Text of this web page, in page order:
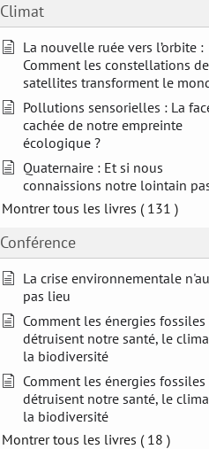
Climat
La nouvelle ruée vers l’orbite :
Comment les constellations de
satellites transforment le
Pollutions sensorielles : La
cachée de notre empreinte
écologique ?
Quaternaire : Et si nous
connaissions notre lointain
Montrer tous les livres ( 131 )
Conférence
La crise environnementale
pas lieu
Comment les énergies fossiles
détruisent notre santé, le
la biodiversité
Comment les énergies fossiles
détruisent notre santé, le
la biodiversité
Montrer tous les livres ( 18 )